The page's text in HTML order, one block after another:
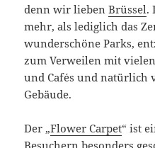
denn wir liebenBrüssel.
mehr, als lediglich das
wunderschöne Parks,
zum Verweilen mit
und Caf´es und natürlich
Gebäude.
Der „Flower Carpet“ ist
Besuchern besonders